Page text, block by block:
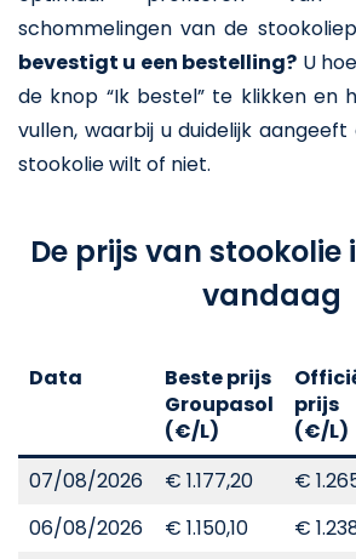
schommelingen van de
bevestigt u een bestelling? U
de knop “Ik bestel” te klikken en
vullen, waarbij u duidelijk
stookolie wilt of niet.
De prijs van stookolie
vandaag
Data
Beste prijs
Groupasol
(€/L)
prijs
(€/L)
07/08/2026
€ 1.177,20 €
06/08/2026
€ 1.150,10 €